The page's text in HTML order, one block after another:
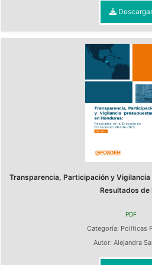
Descargar
Transparencia, Participación y
Resultados de
PDF
Categoría: Políticas
Autor: Alejandra